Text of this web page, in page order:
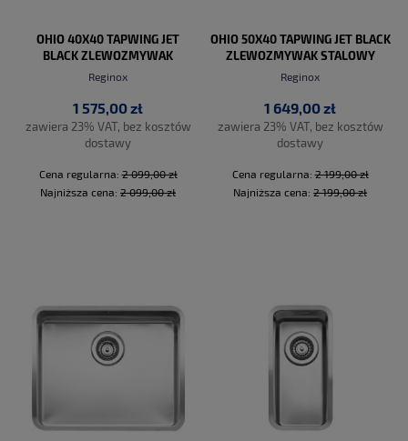
OHIO 40X40 TAPWING JET
BLACK ZLEWOZMYWAK
STALOWY
Reginox
1 575,00 zł
zawiera 23% VAT, bez kosztów
dostawy
Cena regularna:2 099,00 zł
Najniższa cena: 2 099,00 zł
OHIO 50X40 TAPWING JET BLACK
ZLEWOZMYWAK STALOWY
Reginox
1 649,00 zł
zawiera 23% VAT, bez kosztów
dostawy
Cena regularna:2 199,00 zł
Najniższa cena: 2 199,00 zł